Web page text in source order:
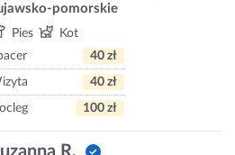
pomorskie
Pies
Kot
40 zł
40 zł
100 zł